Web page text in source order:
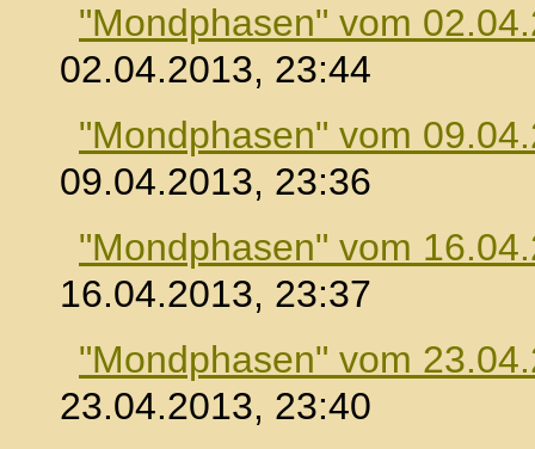
"Mondphasen" vom
02.04.2013, 23:44
"Mondphasen" vom
09.04.2013, 23:36
"Mondphasen" vom
16.04.2013, 23:37
"Mondphasen" vom
23.04.2013, 23:40